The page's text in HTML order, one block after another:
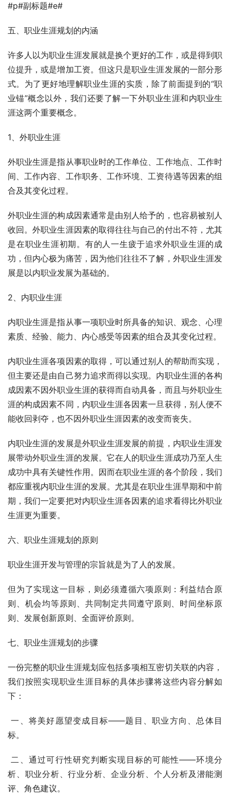
#p#副标题#e#
五、职业生涯规划的内涵
许多人以为职业生涯发展就是换个更好的工作，或是得到职
位提升，或是增加工资。但这只是职业生涯发展的一部分形
式。为了更好地理解职业生涯的实质，除了前面提到的“职
业锚”概念以外，我们还要了解一下外职业生涯和内职业生
涯这两个重要概念。
1、外职业生涯
外职业生涯是指从事职业时的工作单位、工作地点、工作时
间、工作内容、工作职务、工作环境、工资待遇等因素的组
合及其变化过程。
外职业生涯的构成因素通常是由别人给予的，也容易被别人
收回。外职业生涯因素的取得往往与自己的付出不符，尤其
是在职业生涯初期。有的人一生疲于追求外职业生涯的成
功，但内心极为痛苦，因为他们往往不了解，外职业生涯发
展是以内职业发展为基础的。
2、内职业生涯
内职业生涯是指从事一项职业时所具备的知识、观念、心理
素质、经验、能力、内心感受等因素的组合及其变化过程。
内职业生涯各项因素的取得，可以通过别人的帮助而实现，
但主要还是由自己努力追求而得以实现。内职业生涯的各构
成因素不因外职业生涯的获得而自动具备，而且与外职业生
涯的构成因素不同，内职业生涯各因素一旦获得，别人便不
能收回剥夺，也不因外职业生涯因素的改变而丧失。
内职业生涯的发展是外职业生涯发展的前提，内职业生涯发
展带动外职业生涯的发展。它在人的职业生涯成功乃至人生
成功中具有关键性作用。因而在职业生涯的各个阶段，我们
都应重视内职业生涯的发展。尤其是在职业生涯早期和中前
期，我们一定要把对内职业生涯各因素的追求看得比外职业
生涯更为重要。
六、职业生涯规划的原则
职业生涯开发与管理的宗旨就是为了人的发展。
但为了实现这一目标，则必须遵循六项原则：利益结合原
则、机会均等原则、共同制定共同遵守原则、时间坐标原
则、发展创新原则、全面评价原则。
七、职业生涯规划的步骤
一份完整的职业生涯规划应包括多项相互密切关联的内容，
我们按照实现职业生涯目标的具体步骤将这些内容分解如
下：
一、将美好愿望变成目标——题目、职业方向、总体目
标。
二、通过可行性研究判断实现目标的可能性——环境分
析、职业分析、行业分析、企业分析、个人分析及潜能测
评、角色建议。